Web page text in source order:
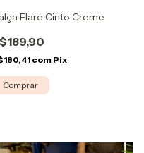
Flare Cinto Creme
com Pix
Comprar